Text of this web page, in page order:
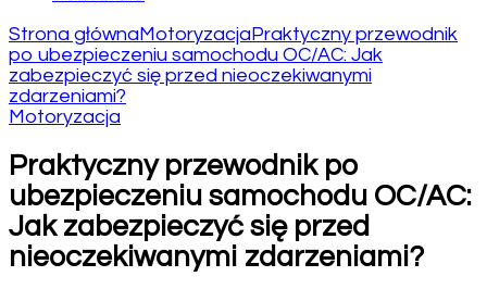
Strona głównaMotoryzacjaPraktyczny przewodnik
po ubezpieczeniu samochodu OC/AC: Jak
zabezpieczyć się przed nieoczekiwanymi
zdarzeniami?
Motoryzacja
Praktyczny przewodnik po
ubezpieczeniu samochodu OC/AC:
Jak zabezpieczyć się przed
nieoczekiwanymi zdarzeniami?